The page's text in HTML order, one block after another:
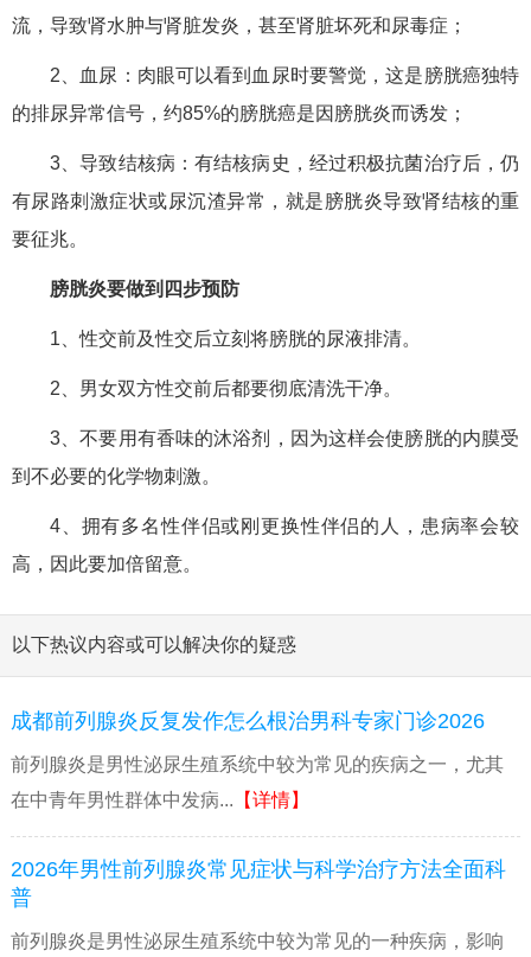
流，导致肾水肿与肾脏发炎，甚至肾脏坏死和尿毒症；
2、血尿：肉眼可以看到血尿时要警觉，这是膀胱癌独特
的排尿异常信号，约85%的膀胱癌是因膀胱炎而诱发；
3、导致结核病：有结核病史，经过积极抗菌治疗后，仍
有尿路刺激症状或尿沉渣异常，就是膀胱炎导致肾结核的重
要征兆。
膀胱炎要做到四步预防
1、性交前及性交后立刻将膀胱的尿液排清。
2、男女双方性交前后都要彻底清洗干净。
3、不要用有香味的沐浴剂，因为这样会使膀胱的内膜受
到不必要的化学物刺激。
4、拥有多名性伴侣或刚更换性伴侣的人，患病率会较
高，因此要加倍留意。
以下热议内容或可以解决你的疑惑
成都前列腺炎反复发作怎么根治男科专家门诊2026
前列腺炎是男性泌尿生殖系统中较为常见的疾病之一，尤其
在中青年男性群体中发病... 【详情】
2026年男性前列腺炎常见症状与科学治疗方法全面科
普
前列腺炎是男性泌尿生殖系统中较为常见的一种疾病，影响